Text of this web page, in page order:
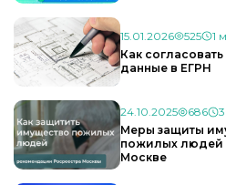
15.01.2026 525
1
Как
данные в ЕГРН
24.10.2025 686
Меры защиты
пожилых людей
Москве